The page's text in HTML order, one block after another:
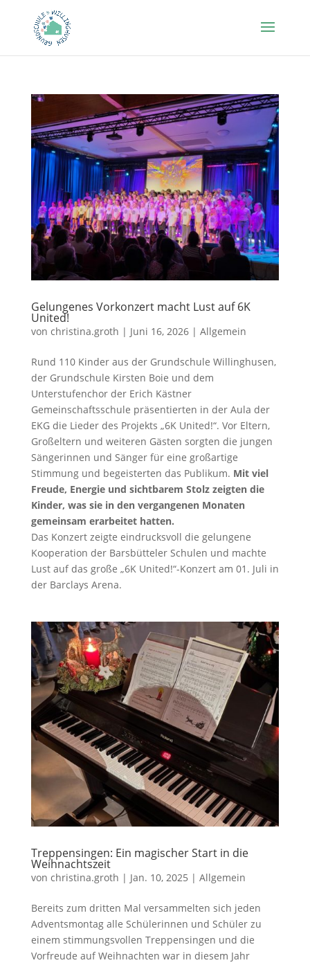
Gelungenes Vorkonzert macht Lust auf 6K
United!
von christina.groth | Juni 16, 2026| Allgemein
Rund 110 Kinder aus der Grundschule Willinghusen,
der Grundschule Kirsten Boie und dem
Unterstufenchor der Erich Kästner
Gemeinschaftsschule präsentierten in der Aula der
EKG die Lieder des Projekts „6K United!“. Vor Eltern,
Großeltern und weiteren Gästen sorgten die jungen
Sängerinnen und Sänger für eine großartige
Stimmung und begeisterten das Publikum. Mit viel
Freude, Energie und sichtbarem Stolz zeigten die
Kinder, was sie in den vergangenen Monaten
gemeinsam erarbeitet hatten.
Das Konzert zeigte eindrucksvoll die gelungene
Kooperation der Barsbütteler Schulen und machte
Lust auf das große „6K United!“-Konzert am 01. Juli in
der Barclays Arena.
Treppensingen: Ein magischer Start in die
Weihnachtszeit
von christina.groth | Jan. 10, 2025 | Allgemein
Bereits zum dritten Mal versammelten sich jeden
Adventsmontag alle Schülerinnen und Schüler zu
einem stimmungsvollen Treppensingen und die
Vorfreude auf Weihnachten war in diesem Jahr